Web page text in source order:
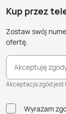
Kup przez
Zostaw swój
ofertę.
Akceptuję
Akceptacja zgód jest
Wyrażam